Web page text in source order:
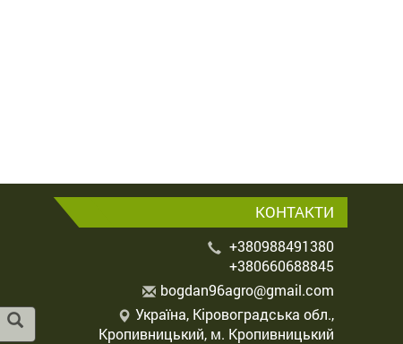
КОНТАКТИ
+380988491380
+380660688845
bogdan96agro@gmail.com
Україна, Кіровоградська обл.,
Кропивницький, м. Кропивницький